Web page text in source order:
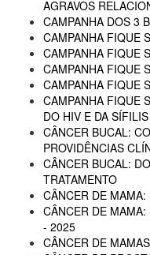
AGRAVOS
CAMPANHA DOS 3
CAMPANHA FIQUE
CAMPANHA FIQUE
CAMPANHA FIQUE
CAMPANHA FIQUE
CAMPANHA FIQUE
DO HIV E DA SÍFILIS
CÂNCER BUCAL:
PROVIDÊNCIAS
CÂNCER BUCAL:
TRATAMENTO
CÂNCER DE
CÂNCER DE
- 2025
CÂNCER DE